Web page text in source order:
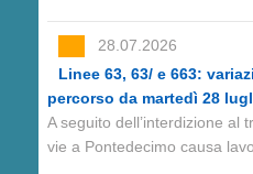
28.07.2026
Linee 63, 63/ e 663:
percorso da martedì 28
A seguito dell’interdizione al
vie a Pontedecimo causa